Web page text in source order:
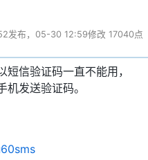
发布，05-30 12:59修改 17040点
信验证码一直不能用，
发送验证码。